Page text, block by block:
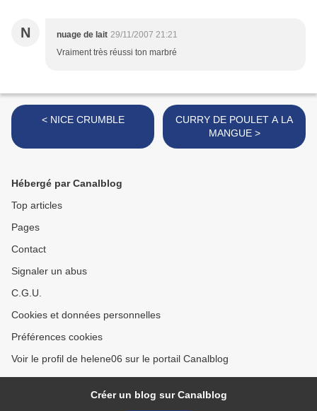
N nuage de lait 29/11/2007 21:21
Vraiment très réussi ton marbré
< NICE CRUMBLE
CURRY DE POULET A LA
MANGUE >
Hébergé par Canalblog
Top articles
Pages
Contact
Signaler un abus
C.G.U.
Cookies et données personnelles
Préférences cookies
Voir le profil de helene06 sur le portail Canalblog
Créer un blog sur Canalblog